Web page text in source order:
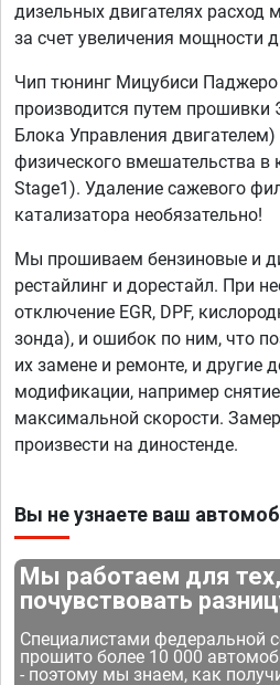
дизельных двигателях расход
за счет увеличения мощности
Чип тюнинг Мицубиси Паджеро
производится путем прошивки
Блока Управления двигателем)
физического вмешательства в
Stage1). Удаление сажевого
катализатора необязательно!
Мы прошиваем бензиновые и
рестайлинг и дорестайл. При
отключение EGR, DPF,
зонда), и ошибок по ним, что
их замене и ремонте, и другие
модификации, например
максимальной скорости.
произвести на диностенде.
Вы не узнаете ваш
Мы работаем для
почувствовать
Специалистами федеральной
прошито более 10 000
- поэтому мы знаем, как